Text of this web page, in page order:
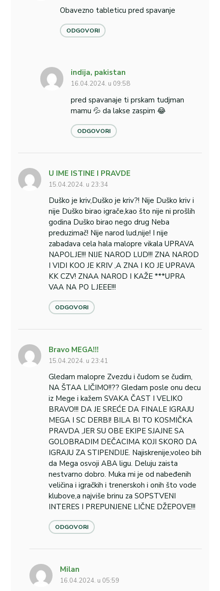
Obavezno tableticu pred spavanje
ODGOVORI
indija, pakistan
16.04.2024. u 09:58
pred spavanaje ti prskam tudjman
mamu 💦 da lakse zaspim 😂
ODGOVORI
U IME ISTINE I PRAVDE
15.04.2024. u 23:34
Duško je kriv,Duško je kriv?! Nije Duško kriv i
nije Duško birao igrače,kao što nije ni prošlih
godina Duško birao nego drug Neba
preduzimač! Nije narod lud,nije! I nije
zabadava cela hala malopre vikala UPRAVA
NAPOLJE!!! NIJE NAROD LUD!!! ZNA NAROD
I VIDI KOO JE KRIV ,A ZNA I KO JE UPRAVA
KK CZV! ZNAA NAROD I KAŽE ***UPRA
VAA NA PO LJEEE!!!
ODGOVORI
Bravo MEGA!!!
15.04.2024. u 23:41
Gledam malopre Zvezdu i čudom se čudim,
NA ŠTAA LIČIMO!!?? Gledam posle onu decu
iz Mege i kažem SVAKA ČAST I VELIKO
BRAVO!!! DA JE SREĆE DA FINALE IGRAJU
MEGA I SC DERBI! BILA BI TO KOSMIČKA
PRAVDA ,JER SU OBE EKIPE SJAJNE SA
GOLOBRADIM DEČACIMA KOJI SKORO DA
IGRAJU ZA STIPENDIJE. Najiskrenije,voleo bih
da Mega osvoji ABA ligu. Deluju zaista
nestvarno dobro. Muka mi je od nabeđenih
veličina i igračkih i trenerskoh i onih što vode
klubove,a najviše brinu za SOPSTVENI
INTERES I PREPUNJENE LIČNE DŽEPOVE!!!
ODGOVORI
Milan
16.04.2024. u 05:59